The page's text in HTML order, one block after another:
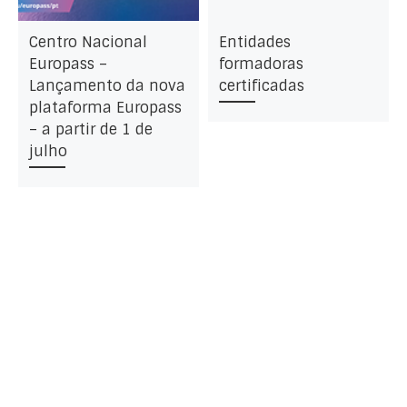
Centro Nacional
Europass –
Lançamento da nova
plataforma Europass
– a partir de 1 de
julho
Entidades
formadoras
certificadas